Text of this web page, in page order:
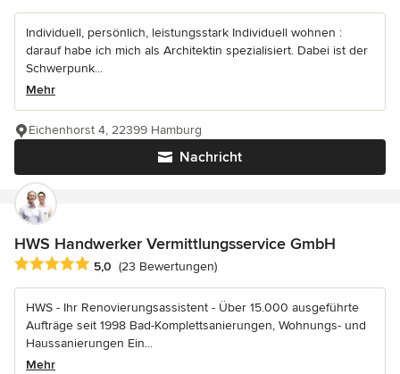
Individuell, persönlich, leistungsstark Individuell wohnen :
darauf habe ich mich als Architektin spezialisiert. Dabei ist der
Schwerpunk...
Mehr
Nachricht
Eichenhorst 4, 22399 Hamburg
HWS Handwerker Vermittlungsservice GmbH
Durchschnittliche Bewertung: 5 von 5 Sternen
5,0 (23 Bewertungen)
HWS - Ihr Renovierungsassistent - Über 15.000 ausgeführte
Aufträge seit 1998 Bad-Komplettsanierungen, Wohnungs- und
Haussanierungen Ein...
Mehr